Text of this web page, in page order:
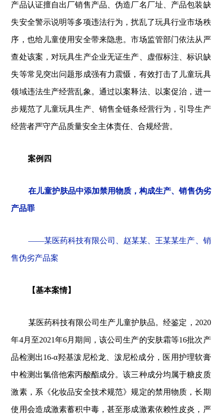
产品认证擅自出厂销售产品、伪造厂名厂址、产品包装缺
失安全警示说明等多项违法行为，扰乱了玩具行业市场秩
序，也给儿童使用安全带来隐患。市场监管部门依法从严
查处该案，对玩具生产企业无证生产、虚假标注、标识缺
失等常见突出问题形成强有力震慑，有效打击了儿童玩具
领域违法生产经营乱象。通过以案释法、以案促治，进一
步规范了儿童玩具生产、销售全链条经营行为，引导生产
经营者严守产品质量安全主体责任、合规经营。
案例四
在儿童护肤品中添加禁用物质，构成生产、销售伪劣
产品罪
——某医药科技有限公司、赵某某、王某某生产、销
售伪劣产品案
【基本案情】
某医药科技有限公司生产儿童护肤品。经鉴定，2020
年4月至2021年6月期间，该公司生产的安肤霜等16批次产
品检测出16-α羟基泼尼松龙、泼尼松成分，医用护理软膏
中检测出氯倍他索丙酸酯成分。该三种成分均属于糖皮质
激素，系《化妆品安全技术规范》规定的禁用物质，长期
使用会造成激素蓄积中毒，甚至形成激素依赖性皮炎，严